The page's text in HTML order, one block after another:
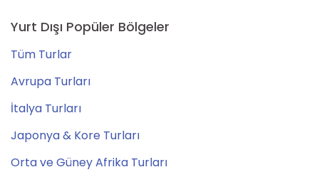
Yurt Dışı Popüler Bölgeler
Tüm Turlar
Avrupa Turları
İtalya Turları
Japonya & Kore Turları
Orta ve Güney Afrika Turları